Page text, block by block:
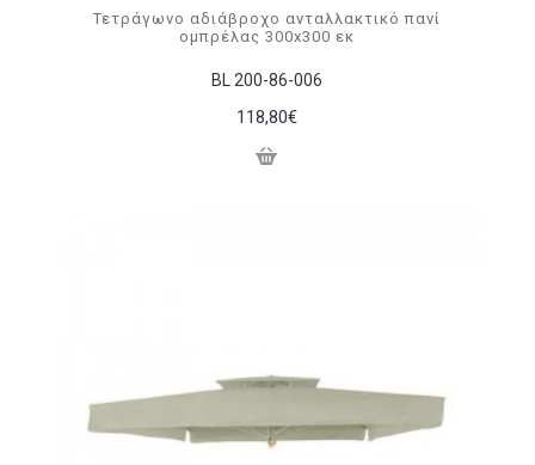
BL 200-86-006
Τετράγωνο αδιάβροχο ανταλλακτικό πανί
ομπρέλας 300x300 εκ
118,80€